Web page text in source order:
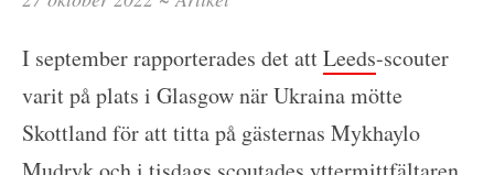
I september rapporterades det attLeeds-scouter
varit på plats i Glasgow när Ukraina mötte
Skottland för att titta på gästernas Mykhaylo